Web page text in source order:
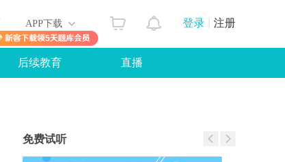
登录 注册
APP下载
后续教育 直播
免费试听